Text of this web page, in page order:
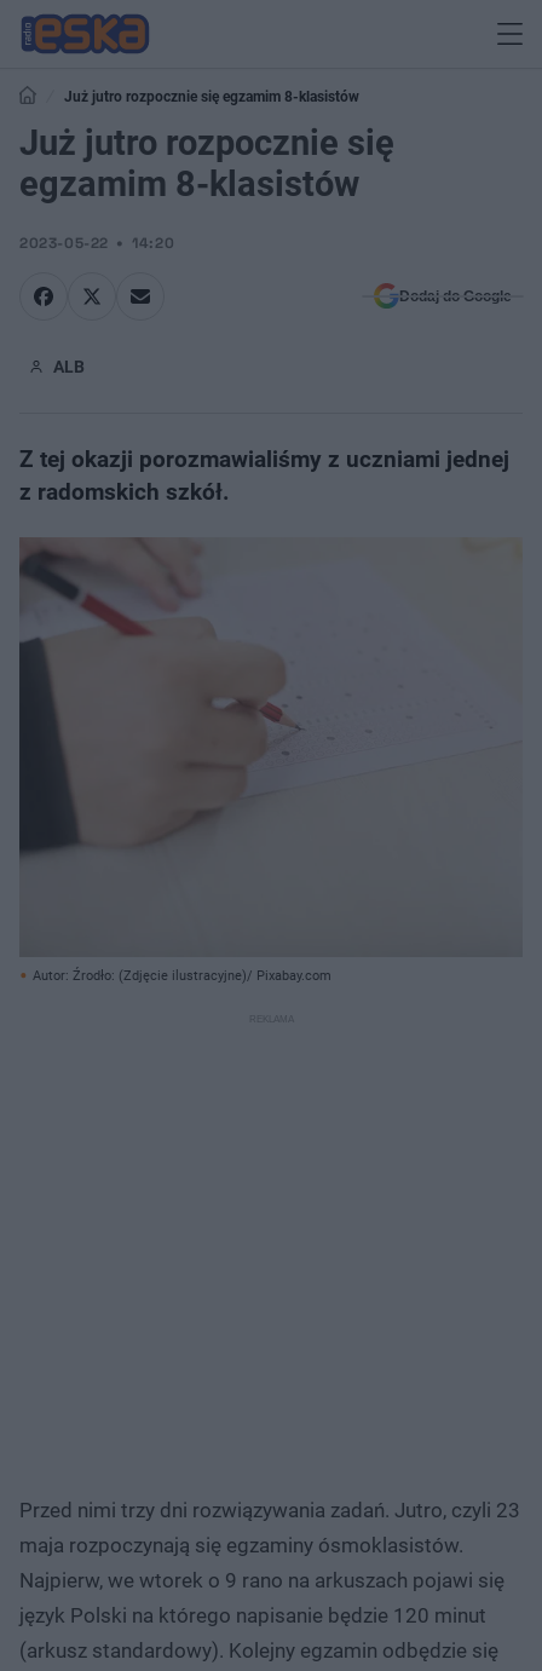
Już jutro rozpocznie się egzamim 8-klasistów
Już jutro rozpocznie się
egzamim 8-klasistów
2023-05-22 14:20
Dodaj do Google
ALB
Z tej okazji porozmawialiśmy z uczniami jednej
z radomskich szkół.
Autor: Źrodło: (Zdjęcie ilustracyjne)/ Pixabay.com
Przed nimi trzy dni rozwiązywania zadań. Jutro, czyli 23
maja rozpoczynają się egzaminy ósmoklasistów.
Najpierw, we wtorek o 9 rano na arkuszach pojawi się
język Polski na którego napisanie będzie 120 minut
(arkusz standardowy). Kolejny egzamin odbędzie się